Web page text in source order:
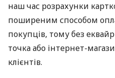
наш час розрахунки
поширеним способом
покупців, тому без
точка або інтернет-
клієнтів.